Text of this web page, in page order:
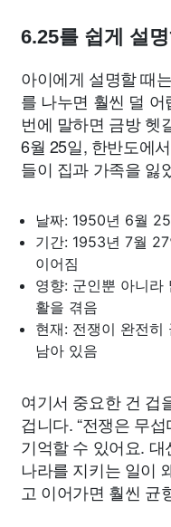
6.25를 쉽게 설
아이에게 설명할 때
를 나누면 훨씬 덜
번에 말하면 금방 헷
6월 25일, 한반도에
들이 집과 가족을 잃
날짜: 1950년 6월
기간: 1953년 7월
이어짐
영향: 군인뿐 아니라
활을 겪음
현재: 전쟁이 완전히
남아 있음
여기서 중요한 건 겁
겁니다. “전쟁은 무
기억할 수 있어요.
나라를 지키는 일이
고 이어가면 훨씬 균